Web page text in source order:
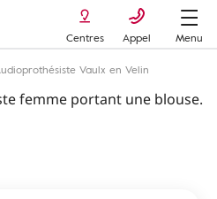
Centres Appel
Menu
Vaulx en Velin